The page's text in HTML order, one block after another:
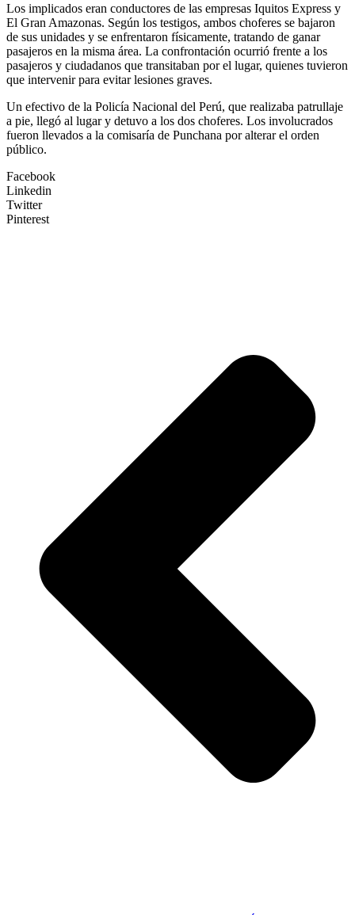
Los implicados eran conductores de las empresas Iquitos Express y
El Gran Amazonas. Según los testigos, ambos choferes se bajaron
de sus unidades y se enfrentaron físicamente, tratando de ganar
pasajeros en la misma área. La confrontación ocurrió frente a los
pasajeros y ciudadanos que transitaban por el lugar, quienes tuvieron
que intervenir para evitar lesiones graves.
Un efectivo de la Policía Nacional del Perú, que realizaba patrullaje
a pie, llegó al lugar y detuvo a los dos choferes. Los involucrados
fueron llevados a la comisaría de Punchana por alterar el orden
público.
Facebook
Linkedin
Twitter
Pinterest